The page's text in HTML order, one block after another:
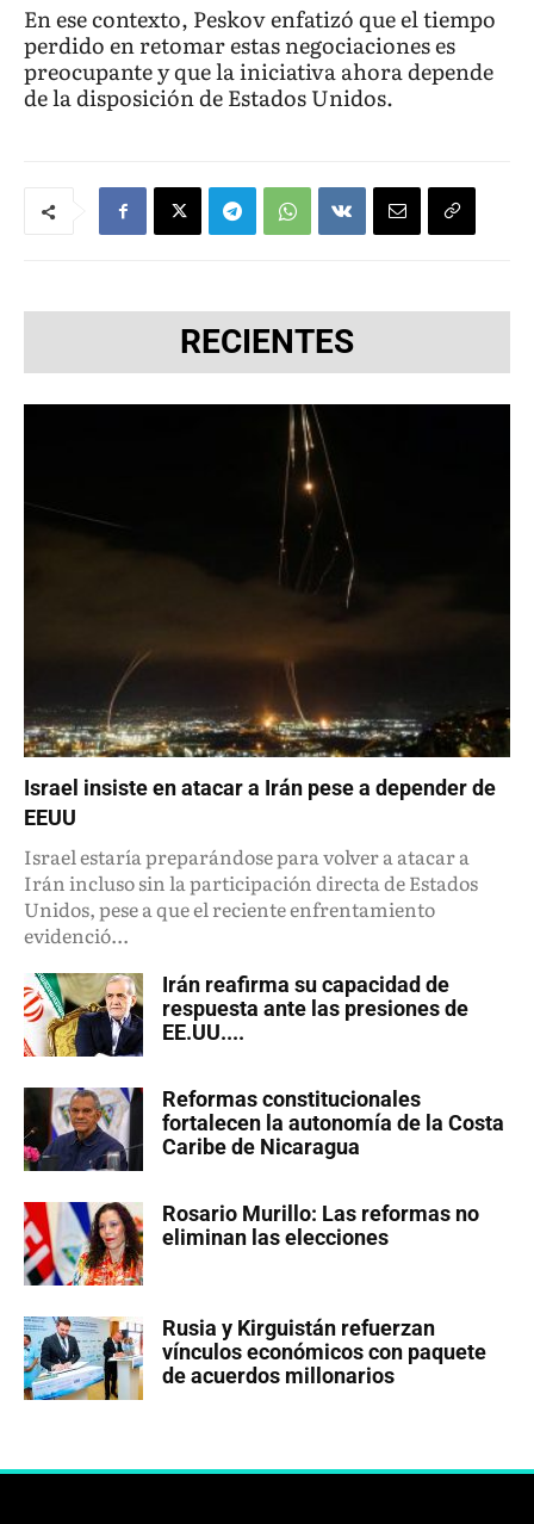
En ese contexto, Peskov enfatizó que el tiempo
perdido en retomar estas negociaciones es
preocupante y que la iniciativa ahora depende
de la disposición de Estados Unidos.
RECIENTES
Israel insiste en atacar a Irán pese a depender de
EEUU
Israel estaría preparándose para volver a atacar a
Irán incluso sin la participación directa de Estados
Unidos, pese a que el reciente enfrentamiento
evidenció...
Irán reafirma su capacidad de
respuesta ante las presiones de
EE.UU....
Reformas constitucionales
fortalecen la autonomía de la Costa
Caribe de Nicaragua
Rosario Murillo: Las reformas no
eliminan las elecciones
Rusia y Kirguistán refuerzan
vínculos económicos con paquete
de acuerdos millonarios